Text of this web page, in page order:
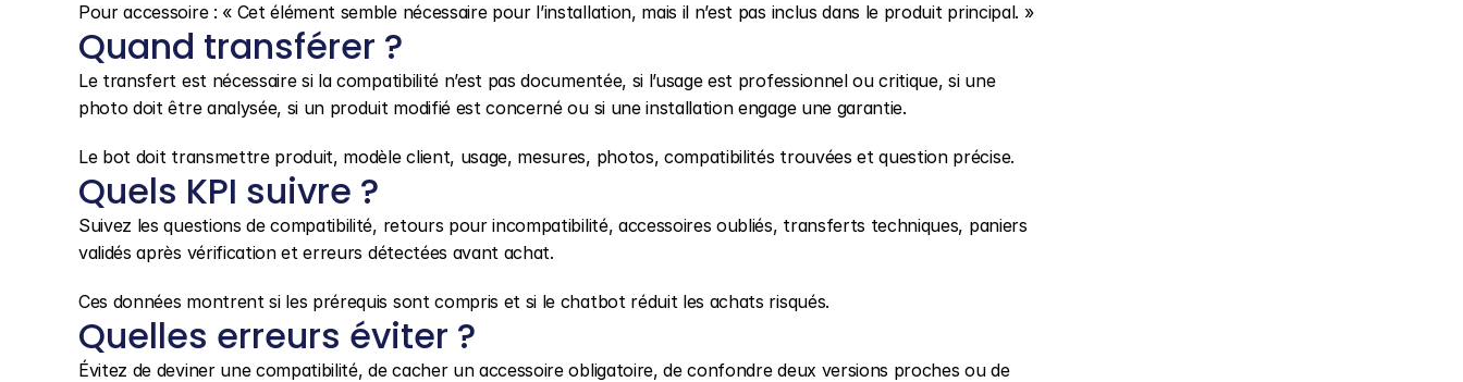
Pour accessoire : « Cet élément semble nécessaire pour l’installation, mais il n’est pas inclus dans le produit principal. »
Quand transférer ?
Le transfert est nécessaire si la compatibilité n’est pas documentée, si l’usage est professionnel ou critique, si une
photo doit être analysée, si un produit modifié est concerné ou si une installation engage une garantie.
Le bot doit transmettre produit, modèle client, usage, mesures, photos, compatibilités trouvées et question précise.
Quels KPI suivre ?
Suivez les questions de compatibilité, retours pour incompatibilité, accessoires oubliés, transferts techniques, paniers
validés après vérification et erreurs détectées avant achat.
Ces données montrent si les prérequis sont compris et si le chatbot réduit les achats risqués.
Quelles erreurs éviter ?
Évitez de deviner une compatibilité, de cacher un accessoire obligatoire, de confondre deux versions proches ou de